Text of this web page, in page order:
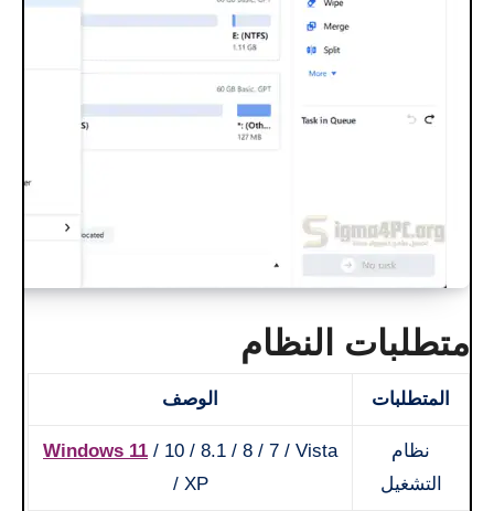
متطلبات النظام
المتطلبات الوصف
نظام
التشغيل
Windows 11 / 10 / 8.1 / 8 / 7 / Vista
/ XP